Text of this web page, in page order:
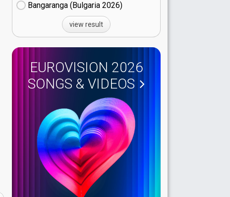
Bangaranga (Bulgaria
26)
view result
EUROVISION 2026
SONGS & VIDEOS